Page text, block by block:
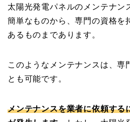
太陽光発電パネルのメンテナン
簡単なものから、専門の資格を
あるものまであります。
このようなメンテナンスは、専
とも可能です。
メンテナンスを業者に依頼する